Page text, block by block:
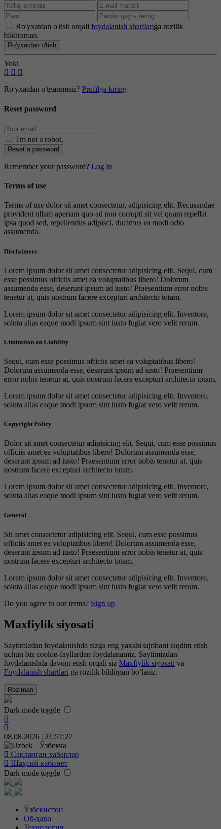
Ro'yxatdan o'tish orqali foydalanish shartlariga rozilik
bildiraman.
Ro'yxatdan o'tish
Yoki
Ro'yxatdan o'tganmisiz? Profilga kiring
Reset password
I'm not a robot.
Reset a password
Remember your password? Log in
Terms of use
Terms of use dolor sit amet consectetur, adipisicing elit. Recusandae
provident ullam aperiam quo ad non corrupti sit vel quam repellat
ipsa quod sed, repellendus adipisci, ducimus ea modi odio
assumenda.
Disclaimers
Lorem ipsum dolor sit amet consectetur adipisicing elit. Sequi, cum
esse possimus officiis amet ea voluptatibus libero! Dolorum
assumenda esse, deserunt ipsum ad iusto! Praesentium error nobis
tenetur at, quis nostrum facere excepturi architecto totam.
Lorem ipsum dolor sit amet consectetur adipisicing elit. Inventore,
soluta alias eaque modi ipsum sint iusto fugiat vero velit rerum.
Limitation on Liability
Sequi, cum esse possimus officiis amet ea voluptatibus libero!
Dolorum assumenda esse, deserunt ipsum ad iusto! Praesentium
error nobis tenetur at, quis nostrum facere excepturi architecto totam.
Lorem ipsum dolor sit amet consectetur adipisicing elit. Inventore,
soluta alias eaque modi ipsum sint iusto fugiat vero velit rerum.
Copyright Policy
Dolor sit amet consectetur adipisicing elit. Sequi, cum esse possimus
officiis amet ea voluptatibus libero! Dolorum assumenda esse,
deserunt ipsum ad iusto! Praesentium error nobis tenetur at, quis
nostrum facere excepturi architecto totam.
Lorem ipsum dolor sit amet consectetur adipisicing elit. Inventore,
soluta alias eaque modi ipsum sint iusto fugiat vero velit rerum.
General
Sit amet consectetur adipisicing elit. Sequi, cum esse possimus
officiis amet ea voluptatibus libero! Dolorum assumenda esse,
deserunt ipsum ad iusto! Praesentium error nobis tenetur at, quis
nostrum facere excepturi architecto totam.
Lorem ipsum dolor sit amet consectetur adipisicing elit. Inventore,
soluta alias eaque modi ipsum sint iusto fugiat vero velit rerum.
Do you agree to our terms? Sign up
Maxfiylik siyosati
Saytimizdan foydalanishda sizga eng yaxshi tajribani taqdim etish
uchun biz cookie-fayllardan foydalanamiz. Saytimizdan
foydalanishda davom etish orqali siz Maxfiylik siyosati va
Foydalanish shartlari ga rozilik bildirgan bo‘lasiz.
Roziman
Dark mode toggle
08.08.2026 | 21:57:27
Ўзбекча
Сақланган ҳабарлар
Шаҳсий кабинет
Dark mode toggle
Ўзбекистон
Об-ҳаво
Технология